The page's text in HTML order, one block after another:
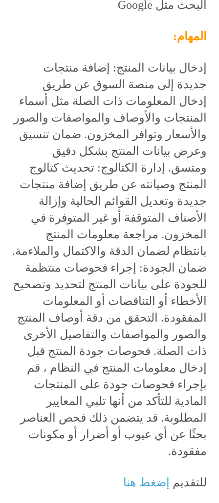
البحث مثل Google
المهام:
إدخال بيانات المنتج: إضافة منتجات
جديدة إلى منصة السوق عن طريق
إدخال المعلومات ذات الصلة مثل أسماء
المنتجات والأوصاف والمواصفات والصور
والأسعار وتوافر المخزون. ضمان تنسيق
وعرض بيانات المنتج بشكل دقيق
ومتسق. إدارة الكتالوج: تحديث كتالوج
المنتج وصيانته عن طريق إضافة منتجات
جديدة وتعديل القوائم الحالية وإزالة
الأصناف المتوقفة أو غير المتوفرة في
المخزون. مراجعة معلومات المنتج
بانتظام لضمان الدقة والاكتمال والملاءمة.
ضمان الجودة: إجراء فحوصات منتظمة
للجودة على بيانات المنتج لتحديد وتصحيح
الأخطاء أو التناقضات أو المعلومات
المفقودة. التحقق من دقة أوصاف المنتج
والصور والمواصفات والتفاصيل الأخرى
ذات الصلة. فحوصات جودة المنتج قبل
إدخال معلومات المنتج في النظام ، قم
بإجراء فحوصات جودة على المنتجات
المادية للتأكد من أنها تلبي المعايير
المطلوبة. قد يتضمن ذلك فحص العناصر
بحثًا عن أي عيوب أو أضرار أو مكونات
مفقودة.
للتقديم إضغط هنا